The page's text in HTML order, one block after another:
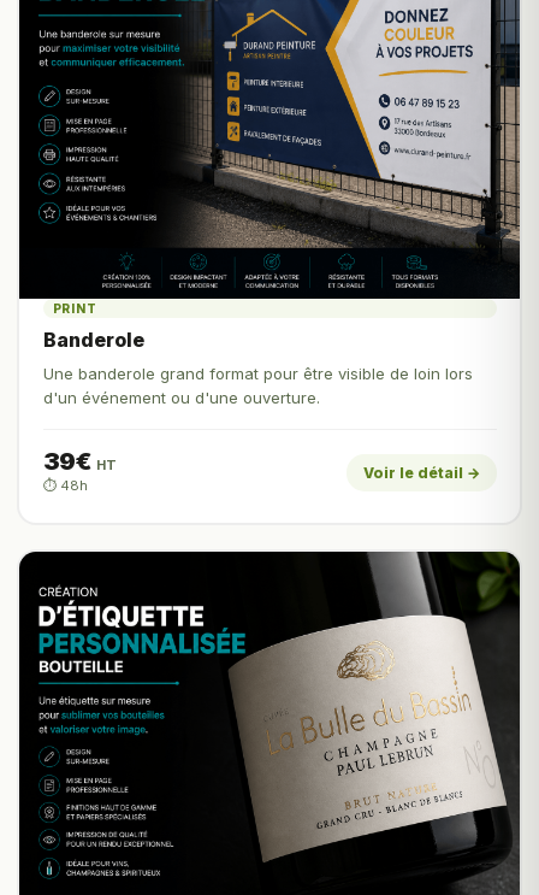
PRINT
Banderole
Une banderole grand format pour être visible de loin lors
d'un événement ou d'une ouverture.
39€ HT
⏱️ 48h
Voir le détail →